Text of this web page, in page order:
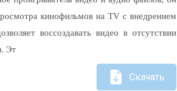
кинофильмов на TV с внедрением
воссоздавать видео в отсутствии
Эт
Скачать